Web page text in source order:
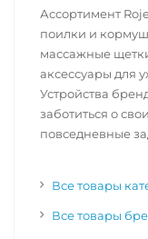
Ассортимент
поилки и
массажные
аксессуары для
Устройства
заботиться о
повседневные
Все товары
Все товары